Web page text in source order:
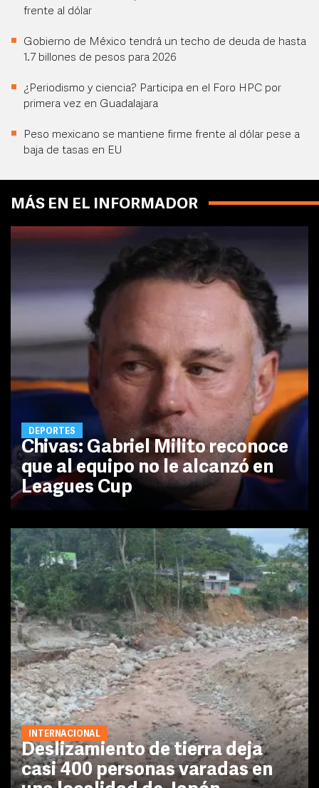
frente al dólar
Gobierno de México tendrá un techo de deuda de hasta
1.7 billones de pesos para 2026
¿Periodismo y ciencia? Participa en el Foro HPC por
primera vez en Guadalajara
Peso mexicano se mantiene firme frente al dólar pese a
baja de tasas en EU
MÁS EN EL INFORMADOR
DEPORTES
Chivas: Gabriel Milito reconoce
que al equipo no le alcanzó en
Leagues Cup
INTERNACIONAL
Deslizamiento de tierra deja
casi 400 personas varadas en